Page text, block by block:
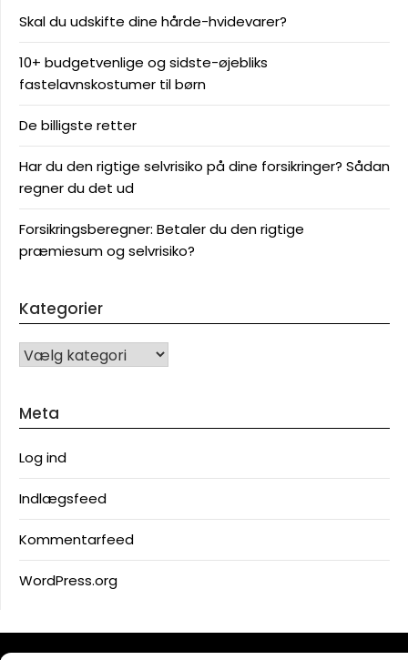
Skal du udskifte dine hårde-hvidevarer?
10+ budgetvenlige og sidste-øjebliks
fastelavnskostumer til børn
De billigste retter
Har du den rigtige selvrisiko på dine forsikringer? Sådan
regner du det ud
Forsikringsberegner: Betaler du den rigtige
præmiesum og selvrisiko?
Kategorier
KATEGORIER
Meta
Log ind
Indlægsfeed
Kommentarfeed
WordPress.org